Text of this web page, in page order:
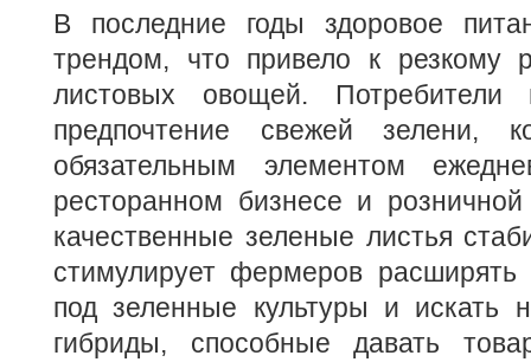
В последние годы здоровое
трендом, что привело к резкому
листовых овощей.
предпочтение свежей зелени,
обязательным элементом
ресторанном бизнесе и
качественные зеленые листья
стимулирует фермеров
под зеленные культуры и искать
гибриды, способные давать